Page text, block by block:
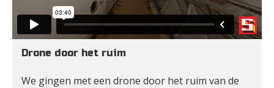
Drone door het ruim
We gingen met een drone door het ruim van de